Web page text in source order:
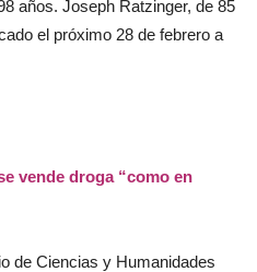
años. Joseph Ratzinger, de 85
el próximo 28 de febrero a
vende droga “como en
de Ciencias y Humanidades